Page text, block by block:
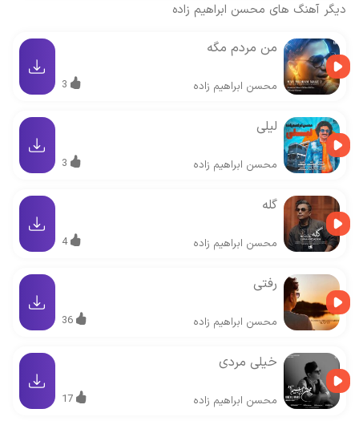
دیگر آهنگ های محسن ابراهیم زاده
من مردم مگه
محسن ابراهیم زاده 3
لیلی
محسن ابراهیم زاده 3
گله
محسن ابراهیم زاده 4
رفتی
محسن ابراهیم زاده 36
خیلی مردی
محسن ابراهیم زاده 17